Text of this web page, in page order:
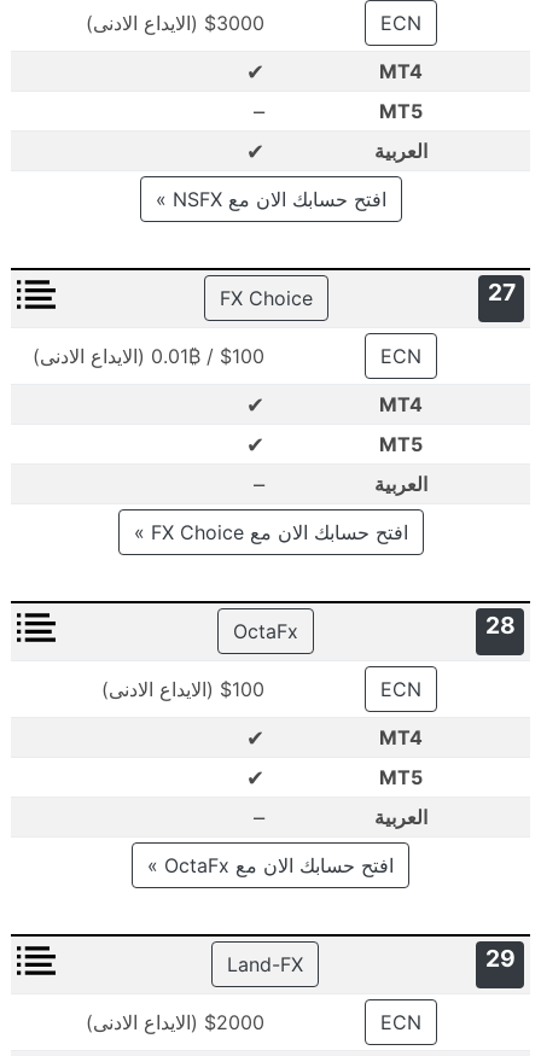
ECN
$3000 (الايداع الادنى)
MT4
✔
MT5
–
العربية ✔
افتح حسابك الان مع NSFX »
27
FX Choice
ECN
$100 / 0.01₿ (الايداع الادنى)
MT4
✔
MT5
✔
العربية –
افتح حسابك الان مع FX Choice »
28
OctaFx
ECN
$100 (الايداع الادنى)
MT4
✔
MT5
✔
العربية –
افتح حسابك الان مع OctaFx »
29
Land-FX
ECN
$2000 (الايداع الادنى)